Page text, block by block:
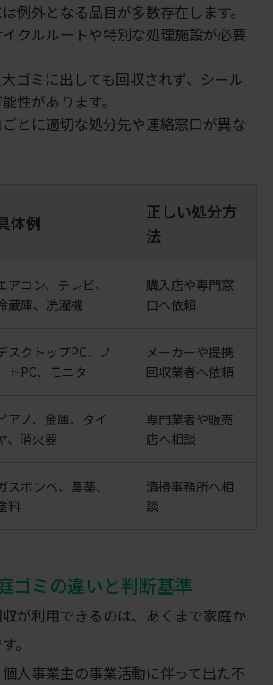
例外となる品目が多数存在します。
クルルートや特別な処理施設が必要
ゴミに出しても回収されず、シール
性があります。
とに適切な処分先や連絡窓口が異な
体例
正しい処分方
法
アコン、テレビ、
蔵庫、洗濯機
購入店や専門窓
口へ依頼
スクトップPC、ノ
トPC、モニター
メーカーや提携
回収業者へ依頼
アノ、金庫、タイ
、消火器
専門業者や販売
店へ相談
スボンベ、農薬、
料
清掃事務所へ相
談
ゴミの違いと判断基準
が利用できるのは、あくまで家庭か
。
人事業主の事業活動に伴って出た不